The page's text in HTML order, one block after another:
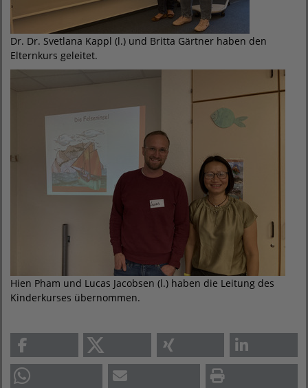
Dr. Dr. Svetlana Kappl (l.) und Britta Gärtner haben den
Elternkurs geleitet.
Hien Pham und Lucas Jacobsen (l.) haben die Leitung des
Kinderkurses übernommen.